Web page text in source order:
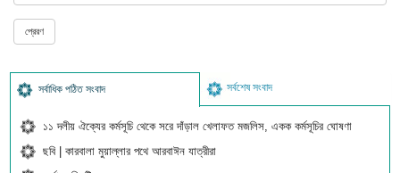
সর্বাধিক পঠিত সংবাদ সর্বশেষ সংবাদ
১১ দলীয় ঐক্যের কর্মসূচি থেকে সরে দাঁড়াল খেলাফত মজলিস, একক কর্মসূচির ঘোষণা
ছবি | কারবালা মুয়াল্লার পথে আরবাঈন যাত্রীরা